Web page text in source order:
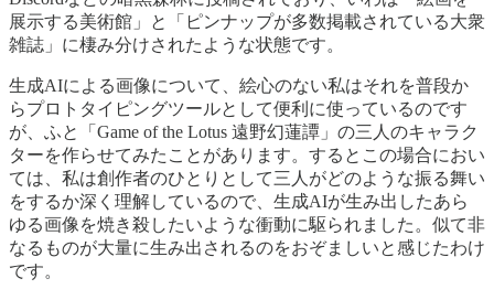
展示する美術館」と「ピンナップが多数掲載されている大衆
雑誌」に棲み分けされたような状態です。
生成AIによる画像について、絵心のない私はそれを普段か
らプロトタイピングツールとして便利に使っているのです
が、ふと「Game of the Lotus 遠野幻蓮譚」の三人のキャラク
ターを作らせてみたことがあります。するとこの場合におい
ては、私は創作者のひとりとして三人がどのような振る舞い
をするか深く理解しているので、生成AIが生み出したあら
ゆる画像を焼き殺したいような衝動に駆られました。似て非
なるものが大量に生み出されるのをおぞましいと感じたわけ
です。